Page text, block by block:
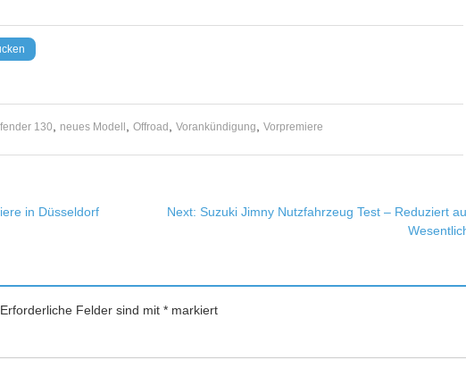
130 neues Modell Offroad Vorankündigung Vorpremiere
in Düsseldorf Next: Suzuki Jimny Nutzfahrzeug Test – Reduziert
Erforderliche Felder sind mit *markiert